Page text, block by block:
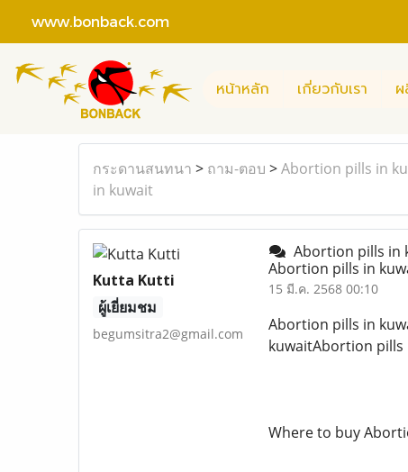
www.bonback.com
หน้าหลัก เกี่ยวกับเรา
กระดานสนทนา > ถาม-ตอบ >Abortion pills in
in kuwait
Kutta Kutti
ผู้เยี่ยมชม
begumsitra2@gmail.com
Abortion pills in
Abortion pills in
15 มี.ค. 2568 00:10
Abortion pills in
kuwaitAbortion
Where to buy